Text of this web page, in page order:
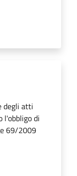
degli atti
l'obbligo di
69/2009